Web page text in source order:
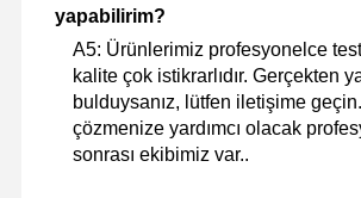
yapabilirim?
A5: Ürünlerimiz profesyonelce
kalite çok istikrarlıdır. Gerçekten
bulduysanız, lütfen iletişime
çözmenize yardımcı olacak
sonrası ekibimiz var..